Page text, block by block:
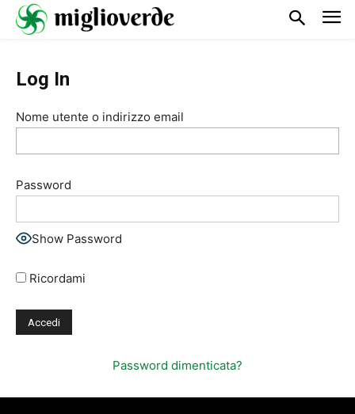
Log In
Nome utente o indirizzo email
Password
Show Password
Ricordami
Password dimenticata?